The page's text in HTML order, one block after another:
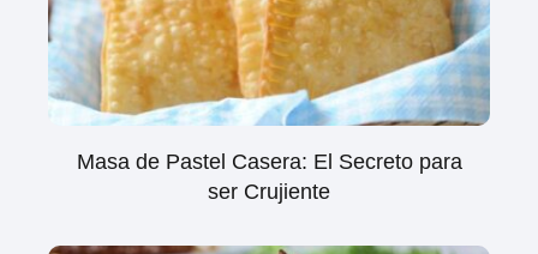
Masa de Pastel Casera: El Secreto para
ser Crujiente